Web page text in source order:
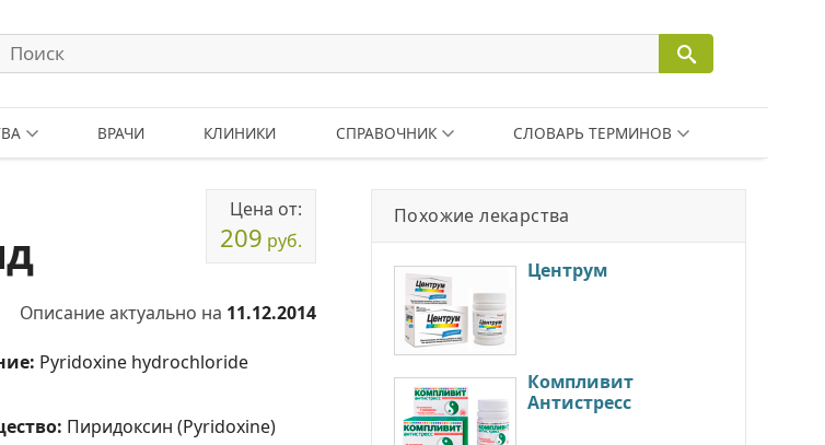
ВРАЧИ КЛИНИКИ СПРАВОЧНИК СЛОВАРЬ ТЕРМИНОВ
Цена от:
209 руб.
Описание актуально на 11.12.2014
Pyridoxine hydrochloride
Пиридоксин (Pyridoxine)
Похожие лекарства
Центрум
Компливит
Антистресс